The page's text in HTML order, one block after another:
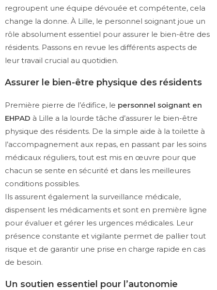
regroupent une équipe dévouée et compétente, cela
change la donne. À Lille, le personnel soignant joue un
rôle absolument essentiel pour assurer le bien-être des
résidents. Passons en revue les différents aspects de
leur travail crucial au quotidien.
Assurer le bien-être physique des résidents
Première pierre de l’édifice, le personnel soignant en
EHPAD à Lille a la lourde tâche d’assurer le bien-être
physique des résidents. De la simple aide à la toilette à
l’accompagnement aux repas, en passant par les soins
médicaux réguliers, tout est mis en œuvre pour que
chacun se sente en sécurité et dans les meilleures
conditions possibles.
Ils assurent également la surveillance médicale,
dispensent les médicaments et sont en première ligne
pour évaluer et gérer les urgences médicales. Leur
présence constante et vigilante permet de pallier tout
risque et de garantir une prise en charge rapide en cas
de besoin.
Un soutien essentiel pour l’autonomie